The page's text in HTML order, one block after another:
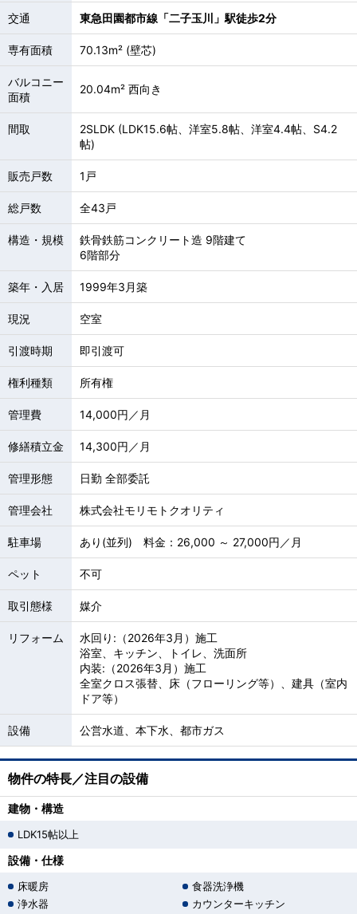
交通 東急田園都市線「二子玉川」駅徒歩2分
専有面積 70.13m² (壁芯)
バルコニー
面積
20.04m² 西向き
間取
2SLDK (LDK15.6帖、洋室5.8帖、洋室4.4帖、S4.2
帖)
販売戸数 1戸
総戸数 全43戸
構造・規模
鉄骨鉄筋コンクリート造 9階建て
6階部分
築年・入居 1999年3月築
現況 空室
引渡時期 即引渡可
権利種類 所有権
管理費 14,000円／月
修繕積立金 14,300円／月
管理形態 日勤 全部委託
管理会社 株式会社モリモトクオリティ
駐車場 あり(並列) 料金：26,000 ～ 27,000円／月
ペット 不可
取引態様 媒介
リフォーム
水回り:（2026年3月）施工
浴室、キッチン、トイレ、洗面所
内装:（2026年3月）施工
全室クロス張替、床（フローリング等）、建具（室内
ドア等）
設備 公営水道、本下水、都市ガス
物件の特長／注目の設備
建物・構造
LDK15帖以上
設備・仕様
床暖房
食器洗浄機
浄水器
カウンターキッチン